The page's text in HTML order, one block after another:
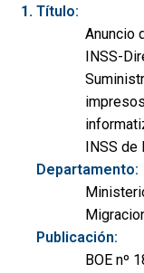
Título:
Anuncio
INSS-
INSS
Departamento:
Publicación:
BOE nº